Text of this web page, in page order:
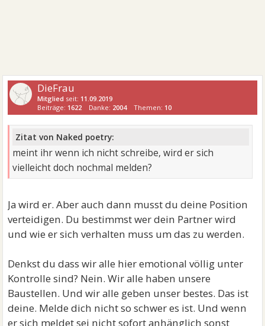
DieFrau
Mitglied seit: 11.09.2019
Beiträge: 1622 Danke: 2004 Themen: 10
Zitat von Naked poetry:
meint ihr wenn ich nicht schreibe, wird er sich
vielleicht doch nochmal melden?
Ja wird er. Aber auch dann musst du deine Position
verteidigen. Du bestimmst wer dein Partner wird
und wie er sich verhalten muss um das zu werden.
Denkst du dass wir alle hier emotional völlig unter
Kontrolle sind? Nein. Wir alle haben unsere
Baustellen. Und wir alle geben unser bestes. Das ist
deine. Melde dich nicht so schwer es ist. Und wenn
er sich meldet sei nicht sofort anhänglich sonst